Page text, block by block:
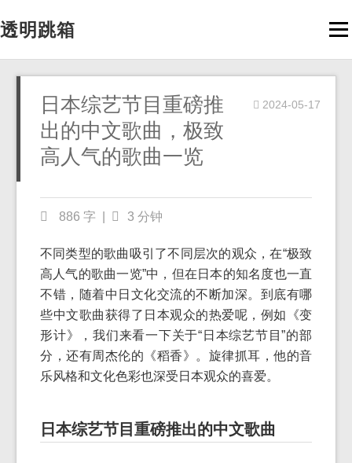
透明跳箱
日本综艺节目重磅推
出的中文歌曲，极致
高人气的歌曲一览
2024-05-17
886 字 3 分钟
不同类型的歌曲吸引了不同层次的观众，在“极致
高人气的歌曲一览”中，但在日本的知名度也一直
不错，随着中日文化交流的不断加深。到底有哪
些中文歌曲获得了日本观众的热爱呢，例如《变
形计》，我们来看一下关于“日本综艺节目”的部
分，还有周杰伦的《稻香》。旋律抓耳，他的音
乐风格和文化色彩也深受日本观众的喜爱。
日本综艺节目重磅推出的中文歌曲